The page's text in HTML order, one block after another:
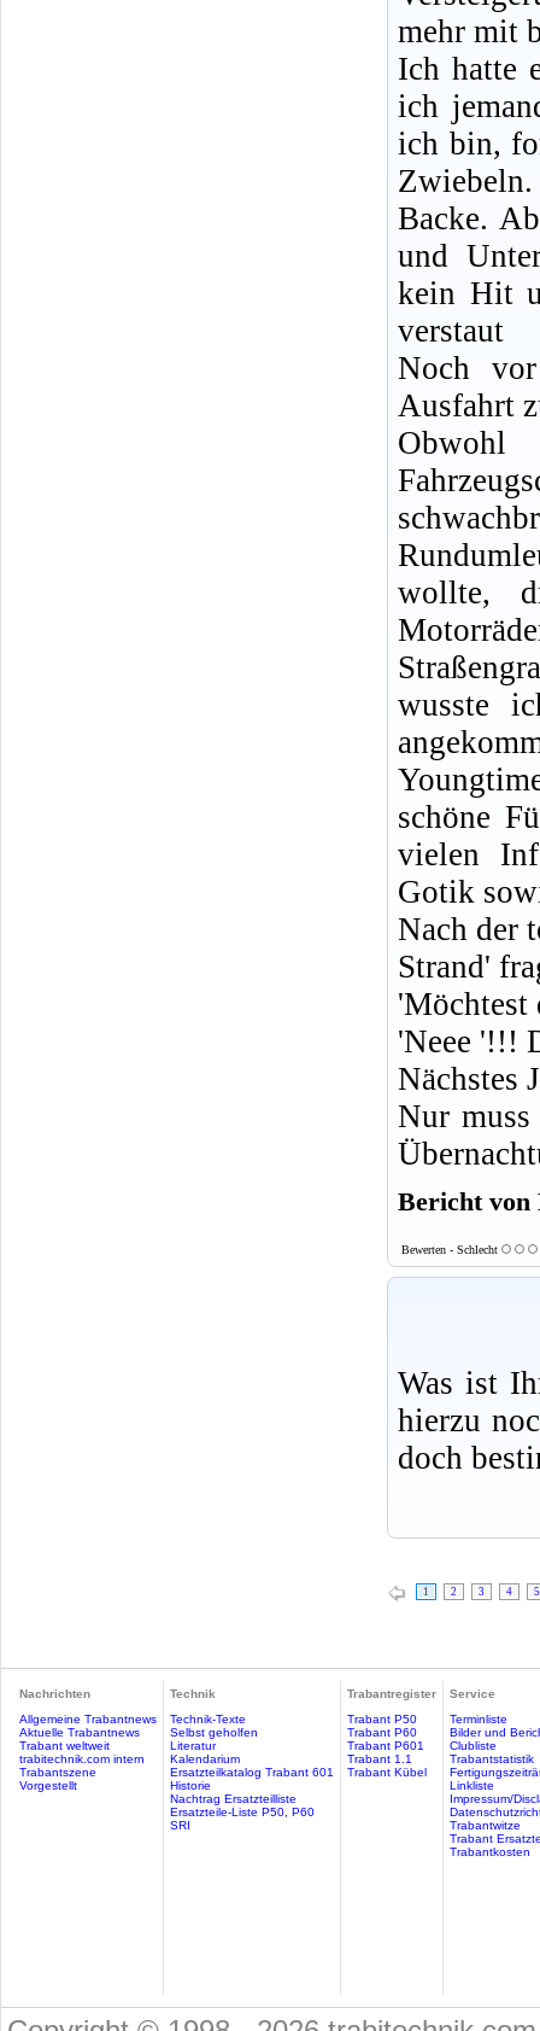
mehr mit
Ich hatte
ich
ich bin,
Zwiebeln.
Backe.
und
kein Hit
verstaut
Noch
Ausfahrt
wollte,
wusste
schöne
vielen
Gotik
Nach der
Strand'
'Möchtest
'Neee '!!!
Nächstes
Nur
Bericht von
Bewerten - Schlecht
Was ist
hierzu
doch
1 2 3 4 5
Nachrichten
Allgemeine Trabantnews
Aktuelle Trabantnews
Trabant weltweit
trabitechnik.com intern
Trabantszene
Vorgestellt
Technik
Technik-Texte
Selbst geholfen
Literatur
Kalendarium
Ersatzteilkatalog Trabant 601
Historie
Nachtrag Ersatzteilliste
Ersatzteile-Liste P50, P60
SRI
Trabantregister
Trabant P50
Trabant P60
Trabant P601
Trabant 1.1
Trabant Kübel
Service
Terminliste
Bilder und
Clubliste
Trabantstatistik
Linkliste
Impressum/
Trabantwitze
Trabant
Trabantkosten